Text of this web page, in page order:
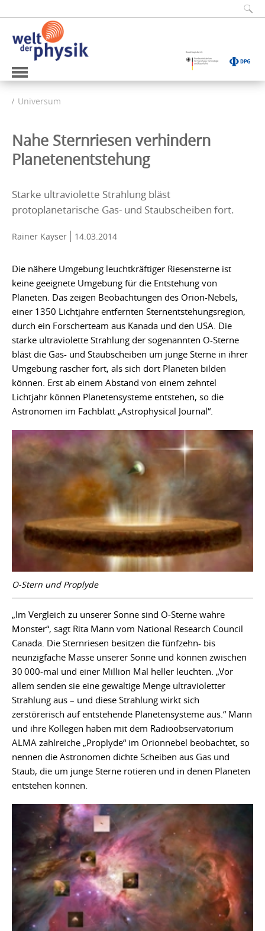
Universum
Nahe Sternriesen verhindern
Planetenentstehung
Starke ultraviolette Strahlung bläst
protoplanetarische Gas- und Staubscheiben fort.
Rainer Kayser 14.03.2014
Die nähere Umgebung leuchtkräftiger Riesensterne ist
keine geeignete Umgebung für die Entstehung von
Planeten. Das zeigen Beobachtungen des Orion-Nebels,
einer 1350 Lichtjahre entfernten Sternentstehungsregion,
durch ein Forscherteam aus Kanada und den USA. Die
starke ultraviolette Strahlung der sogenannten O-Sterne
bläst die Gas- und Staubscheiben um junge Sterne in ihrer
Umgebung rascher fort, als sich dort Planeten bilden
können. Erst ab einem Abstand von einem zehntel
Lichtjahr können Planetensysteme entstehen, so die
Astronomen im Fachblatt „Astrophysical Journal“.
O-Stern und Proplyde
„Im Vergleich zu unserer Sonne sind O-Sterne wahre
Monster“, sagt Rita Mann vom National Research Council
Canada. Die Sternriesen besitzen die fünfzehn- bis
neunzigfache Masse unserer Sonne und können zwischen
30 000-mal und einer Million Mal heller leuchten. „Vor
allem senden sie eine gewaltige Menge ultravioletter
Strahlung aus – und diese Strahlung wirkt sich
zerstörerisch auf entstehende Planetensysteme aus.“ Mann
und ihre Kollegen haben mit dem Radioobservatorium
ALMA zahlreiche „Proplyde“ im Orionnebel beobachtet, so
nennen die Astronomen dichte Scheiben aus Gas und
Staub, die um junge Sterne rotieren und in denen Planeten
entstehen können.